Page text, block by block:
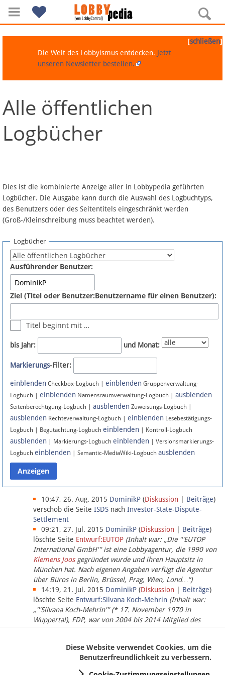
Navigation
Über Lobbypedia
Artikel nach Kategorien
FAQ
Fördermitglied werden
Fehler melden
Newsletter
Bluesky
Facebook
Instagram
Anmelden
Datenschutz
Über Lobbypedia
Impressum
[schließen]
Die Welt des Lobbyismus entdecken. Jetzt
unseren Newsletter bestellen.
Alle öffentlichen
Logbücher
Dies ist die kombinierte Anzeige aller in Lobbypedia geführten
Logbücher. Die Ausgabe kann durch die Auswahl des Logbuchtyps,
des Benutzers oder des Seitentitels eingeschränkt werden
(Groß-/Kleinschreibung muss beachtet werden).
Logbücher
Ausführender Benutzer:
Ziel (Titel oder Benutzer:Benutzername für einen Benutzer):
Titel beginnt mit …
bis Jahr: und Monat:
Markierungs-Filter:
einblenden Checkbox-Logbuch | einblenden Gruppenverwaltung-
Logbuch | einblenden Namensraumverwaltung-Logbuch | ausblenden
Seitenberechtigung-Logbuch | ausblenden Zuweisungs-Logbuch |
ausblenden Rechteverwaltung-Logbuch | einblenden Lesebestätigungs-
Logbuch | Begutachtung-Logbuch einblenden | Kontroll-Logbuch
ausblenden | Markierungs-Logbuch einblenden | Versionsmarkierungs-
Logbuch einblenden | Semantic-MediaWiki-Logbuch ausblenden
10:47, 26. Aug. 2015 DominikP (Diskussion Beiträge)
verschob die Seite ISDS nach Investor-State-Dispute-
Settlement
09:21, 27. Jul. 2015 DominikP (Diskussion Beiträge)
löschte Seite Entwurf:EUTOP (Inhalt war: „Die '''EUTOP
International GmbH''' ist eine Lobbyagentur, die 1990 von
Klemens Joosgegründet wurde und ihren Hauptsitz in
München hat. Nach eigenen Angaben verfügt die Agentur
über Büros in Berlin, Brüssel, Prag, Wien, Lond…“)
14:19, 21. Jul. 2015 DominikP (Diskussion Beiträge)
löschte Seite Entwurf:Silvana Koch-Mehrin (Inhalt war:
„'''Silvana Koch-Mehrin''' (* 17. November 1970 in
Wuppertal), FDP, war von 2004 bis 2014 Mitglied des
Europäischen Parlaments, seit November 2014 ist sie für
Diese Website verwendet Cookies, um die
Benutzerfreundlichkeit zu verbessern.